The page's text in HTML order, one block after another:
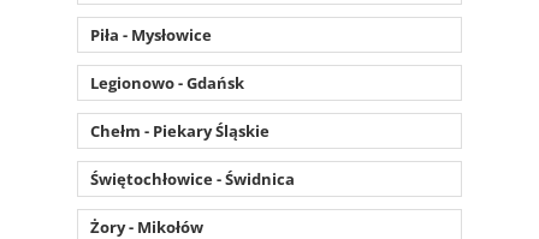
Piła - Mysłowice
Legionowo - Gdańsk
Chełm - Piekary Śląskie
Świętochłowice - Świdnica
Żory - Mikołów